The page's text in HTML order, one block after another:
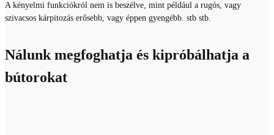
A kényelmi funkciókról nem is beszélve, mint például a rugós, vagy
szivacsos kárpitozás erősebb, vagy éppen gyengébb. stb stb.
Nálunk megfoghatja és kipróbálhatja a
bútorokat